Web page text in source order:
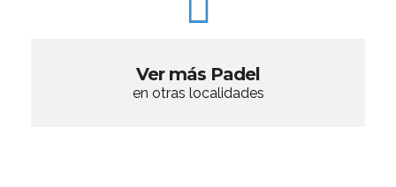
Ver más Padel
en otras localidades